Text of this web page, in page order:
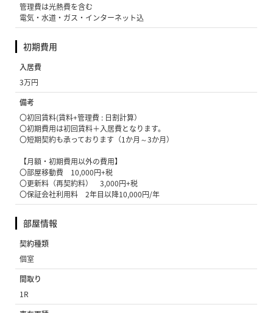
管理費は光熱費を含む
電気・水道・ガス・インターネット込
初期費用
入居費
3万円
備考
〇初回賃料(賃料+管理費 : 日割計算）
〇初期費用は初回賃料＋入居費となります。
〇短期契約も承っております（1か月～3か月）
【月額・初期費用以外の費用】
〇部屋移動費 10,000円+税
〇更新料（再契約料） 3,000円+税
〇保証会社利用料 2年目以降10,000円/年
部屋情報
契約種類
個室
間取り
1R